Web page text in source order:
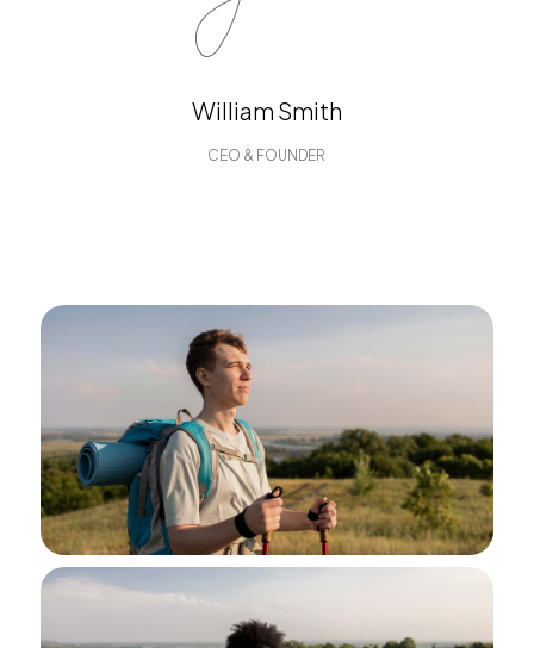
William Smith
CEO & FOUNDER